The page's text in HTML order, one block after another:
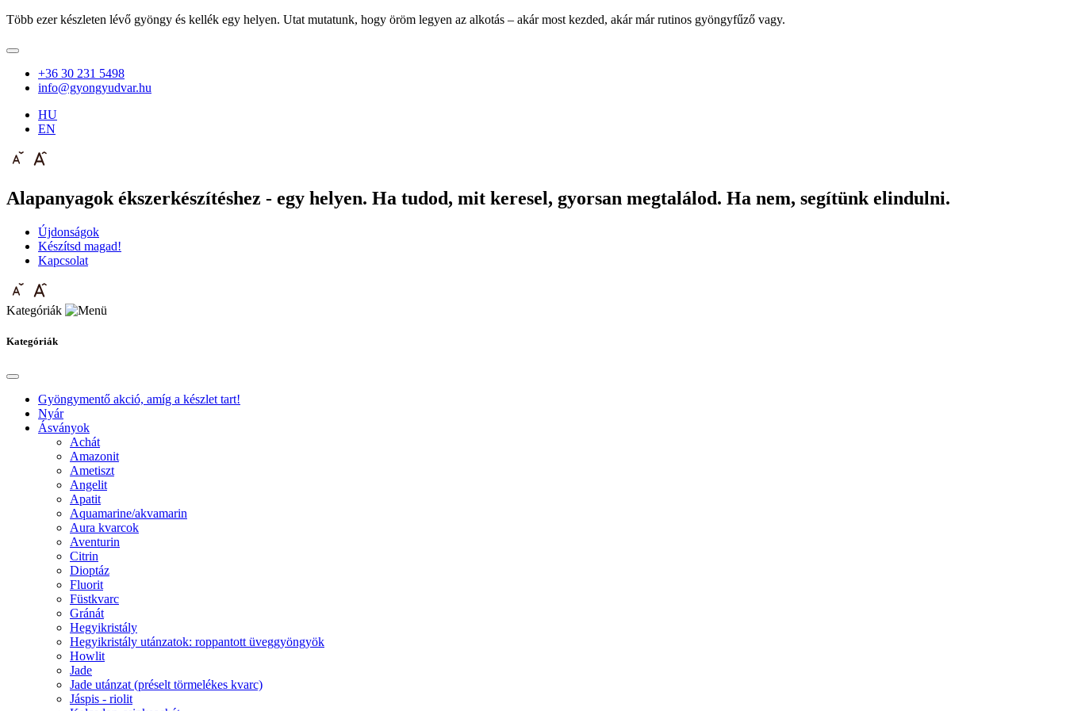
Több ezer készleten lévő gyöngy és kellék egy helyen. Utat mutatunk, hogy öröm legyen az alkotás – akár most kezded, akár már rutinos gyöngyfűző vagy.
+36 30 231 5498
info@gyongyudvar.hu
HU
EN
Alapanyagok ékszerkészítéshez - egy helyen. Ha tudod, mit keresel, gyorsan megtalálod. Ha nem, segítünk elindulni.
Újdonságok
Készítsd magad!
Kapcsolat
Kategóriák
Kategóriák
Gyöngymentő akció, amíg a készlet tart!
Nyár
Ásványok
Achát
Amazonit
Ametiszt
Angelit
Apatit
Aquamarine/akvamarin
Aura kvarcok
Aventurin
Citrin
Dioptáz
Fluorit
Füstkvarc
Gránát
Hegyikristály
Hegyikristály utánzatok: roppantott üveggyöngyök
Howlit
Jade
Jade utánzat (préselt törmelékes kvarc)
Jáspis - riolit